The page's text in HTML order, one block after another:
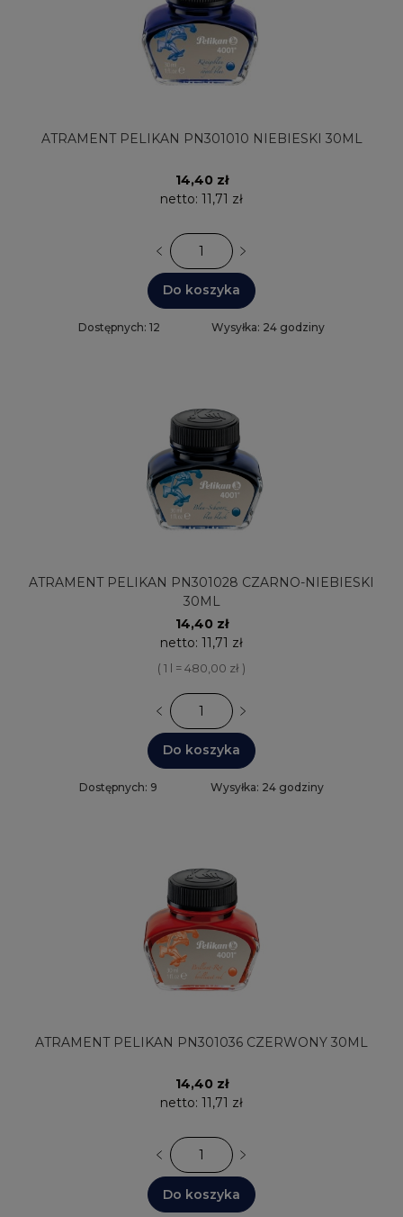
ATRAMENT PELIKAN PN301010 NIEBIESKI 30ML
14,40 zł
netto: 11,71 zł
Do koszyka
Dostępnych: 12 Wysyłka: 24 godziny
ATRAMENT PELIKAN PN301028 CZARNO-NIEBIESKI
30ML
14,40 zł
netto: 11,71 zł
( 1 l = 480,00 zł )
Do koszyka
Dostępnych: 9 Wysyłka: 24 godziny
ATRAMENT PELIKAN PN301036 CZERWONY 30ML
14,40 zł
netto: 11,71 zł
Do koszyka